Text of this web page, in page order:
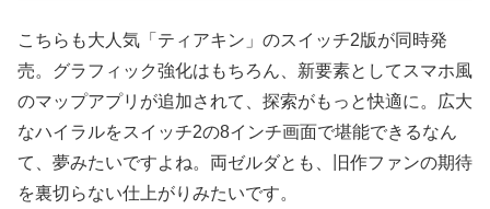
こちらも大人気「ティアキン」のスイッチ2版が同時発
売。グラフィック強化はもちろん、新要素としてスマホ風
のマップアプリが追加されて、探索がもっと快適に。広大
なハイラルをスイッチ2の8インチ画面で堪能できるなん
て、夢みたいですよね。両ゼルダとも、旧作ファンの期待
を裏切らない仕上がりみたいです。